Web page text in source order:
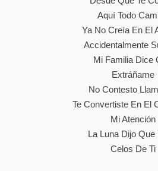
Aquí Todo
Ya No Creía En El
Accidentalmente
Mi Familia Dice
Extráñame
No Contesto
Te Convertiste En El
Mi Atención
La Luna Dijo Que
Celos De Ti